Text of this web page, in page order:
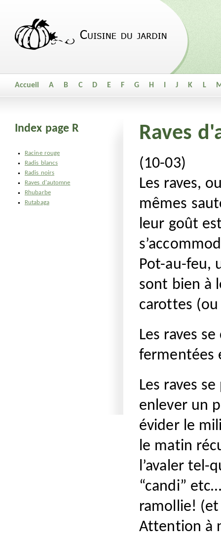
Accueil A B C D E F G H J K L
Index page R
Racine rouge
Radis blancs
Radis noirs
Raves d'automne
Rhubarbe
Rutabaga
Raves
(10-03)
Les raves,
mêmes
leur goût
Pot-au-feu,
sont bien à
carottes
Les raves
fermentées
Les raves
enlever un
évider le
le matin
l’avaler tel-
“candi”
ramollie!
Attention à